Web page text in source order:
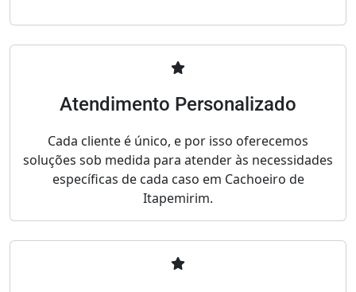
Atendimento Personalizado
Cada cliente é único, e por isso oferecemos
soluções sob medida para atender às necessidades
específicas de cada caso em Cachoeiro de
Itapemirim.